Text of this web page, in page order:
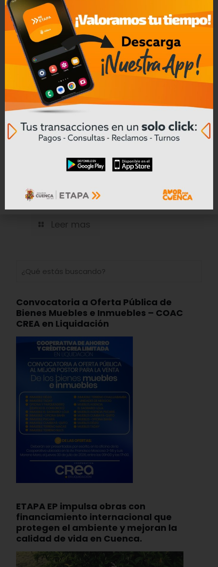
Leer mas
04/08/2026
Cinco farmacias clausuradas en
Azogues por comercialización de
productos reportados como robados
Leer mas
Convocatoria a Oferta Pública de
Bienes Muebles e Inmuebles – COAC
CREA en Liquidación
ETAPA EP impulsa obras con
financiamiento internacional que
protegen el ambiente y mejoran la
calidad de vida en Cuenca.